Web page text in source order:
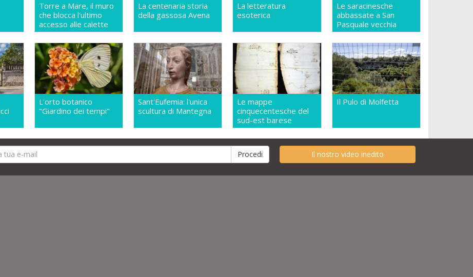
Torre a Mare, il muro
che blocca l'ultimo
accesso alle calette
La centenaria storia
della gassosa Avena
La letteratura
esoterica
Le saracinesche
abbassate a San
Pasquale vecchia
L'orto botanico
"Giardino dei tempi"
Sant'Eufemia: l'unica
scultura di Mantegna
Le mappe
cinquecentesche del
sud-est barese
Il Pulo di Molfetta
Il nostro video inedito